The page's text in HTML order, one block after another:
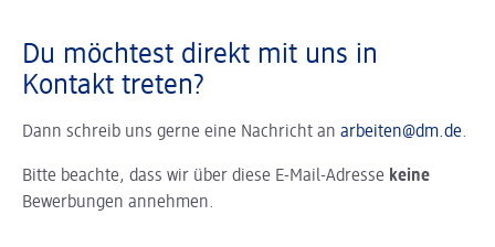
Du möchtest direkt mit uns in
Kontakt treten?
Dann schreib uns gerne eine Nachricht an arbeiten@dm.de.
Bitte beachte, dass wir über diese E-Mail-Adresse keine
Bewerbungen annehmen.